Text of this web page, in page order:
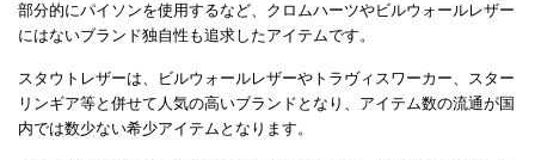
部分的にパイソンを使用するなど、クロムハーツやビルウォールレザー
にはないブランド独自性も追求したアイテムです。
スタウトレザーは、ビルウォールレザーやトラヴィスワーカー、スター
リンギア等と併せて人気の高いブランドとなり、アイテム数の流通が国
内では数少ない希少アイテムとなります。